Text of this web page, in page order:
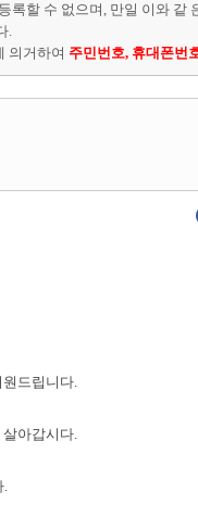
록할 수 없으며, 만일 이와 같
.
의거하여 주민번호, 휴대폰번
드립니다.
아갑시다.
.